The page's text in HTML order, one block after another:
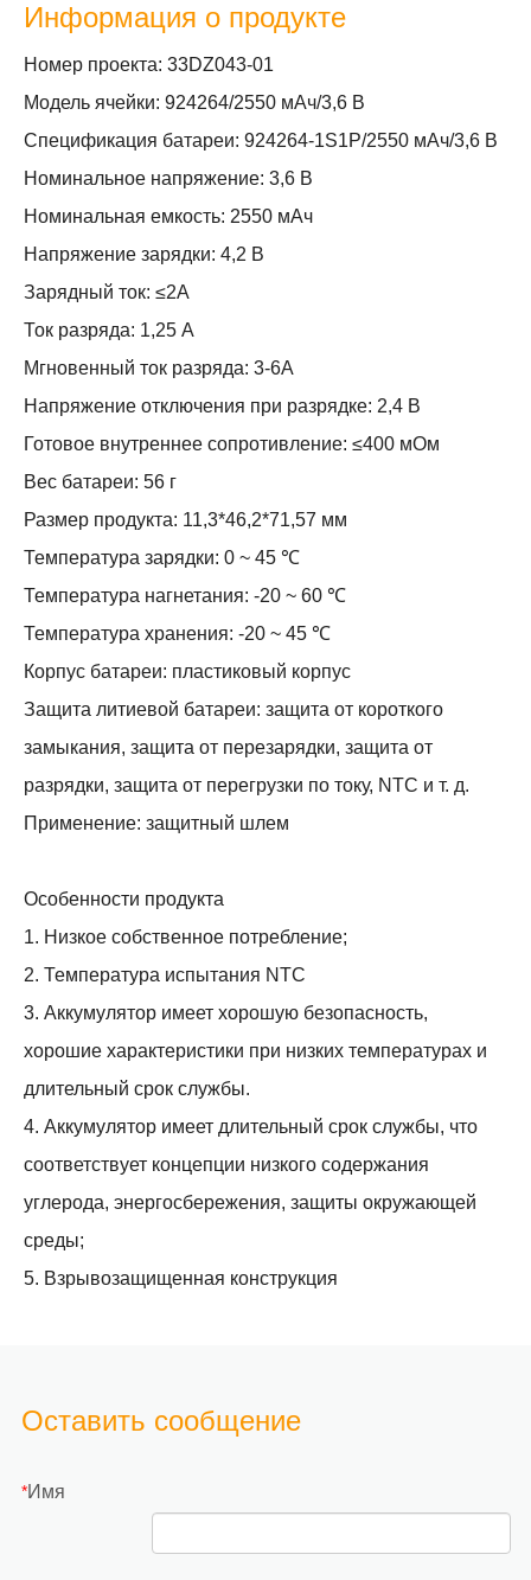
Информация о продукте
Номер проекта: 33DZ043-01
Модель ячейки: 924264/2550 мАч/3,6 В
Спецификация батареи: 924264-1S1P/2550 мАч/3,6 В
Номинальное напряжение: 3,6 В
Номинальная емкость: 2550 мАч
Напряжение зарядки: 4,2 В
Зарядный ток: ≤2A
Ток разряда: 1,25 А
Мгновенный ток разряда: 3-6А
Напряжение отключения при разрядке: 2,4 В
Готовое внутреннее сопротивление: ≤400 мОм
Вес батареи: 56 г
Размер продукта: 11,3*46,2*71,57 мм
Температура зарядки: 0 ~ 45 ℃
Температура нагнетания: -20 ~ 60 ℃
Температура хранения: -20 ~ 45 ℃
Корпус батареи: пластиковый корпус
Защита литиевой батареи: защита от короткого
замыкания, защита от перезарядки, защита от
разрядки, защита от перегрузки по току, NTC и т. д.
Применение: защитный шлем
Особенности продукта
1. Низкое собственное потребление;
2. Температура испытания NTC
3. Аккумулятор имеет хорошую безопасность,
хорошие характеристики при низких температурах и
длительный срок службы.
4. Аккумулятор имеет длительный срок службы, что
соответствует концепции низкого содержания
углерода, энергосбережения, защиты окружающей
среды;
5. Взрывозащищенная конструкция
Оставить сообщение
*Имя